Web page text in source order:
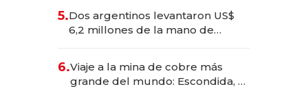
para convertirse en experiencias
transformadoras
5.Dos argentinos levantaron US$
6,2 millones de la mano de
6.Viaje a la mina de cobre más
grande del mundo: Escondida, el